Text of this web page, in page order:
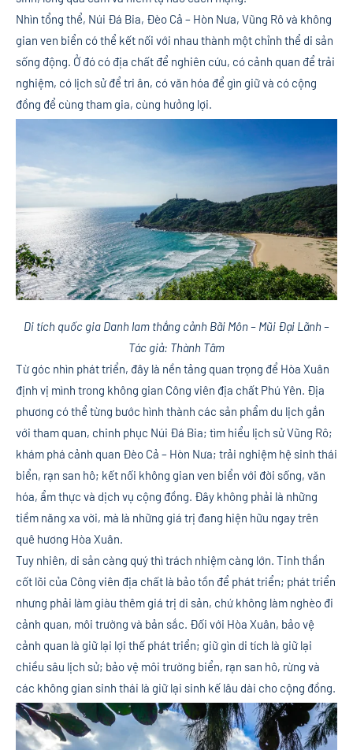
Nhìn tổng thể, Núi Đá Bia, Đèo Cả – Hòn Nưa, Vũng Rô và không
gian ven biển có thể kết nối với nhau thành một chỉnh thể di sản
sống động. Ở đó có địa chất để nghiên cứu, có cảnh quan để trải
nghiệm, có lịch sử để tri ân, có văn hóa để gìn giữ và có cộng
đồng để cùng tham gia, cùng hưởng lợi.
Di tích quốc gia Danh lam thắng cảnh Bãi Môn – Mũi Đại Lãnh –
Tác giả: Thành Tâm
Từ góc nhìn phát triển, đây là nền tảng quan trọng để Hòa Xuân
định vị mình trong không gian Công viên địa chất Phú Yên. Địa
phương có thể từng bước hình thành các sản phẩm du lịch gắn
với tham quan, chinh phục Núi Đá Bia; tìm hiểu lịch sử Vũng Rô;
khám phá cảnh quan Đèo Cả – Hòn Nưa; trải nghiệm hệ sinh thái
biển, rạn san hô; kết nối không gian ven biển với đời sống, văn
hóa, ẩm thực và dịch vụ cộng đồng. Đây không phải là những
tiềm năng xa vời, mà là những giá trị đang hiện hữu ngay trên
quê hương Hòa Xuân.
Tuy nhiên, di sản càng quý thì trách nhiệm càng lớn. Tinh thần
cốt lõi của Công viên địa chất là bảo tồn để phát triển; phát triển
nhưng phải làm giàu thêm giá trị di sản, chứ không làm nghèo đi
cảnh quan, môi trường và bản sắc. Đối với Hòa Xuân, bảo vệ
cảnh quan là giữ lại lợi thế phát triển; giữ gìn di tích là giữ lại
chiều sâu lịch sử; bảo vệ môi trường biển, rạn san hô, rừng và
các không gian sinh thái là giữ lại sinh kế lâu dài cho cộng đồng.